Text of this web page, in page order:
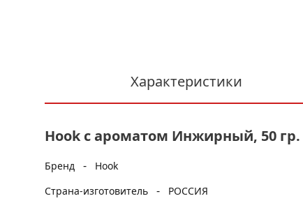
Характеристики
Hook с ароматом Инжирный, 50 гр.
Бренд -
Hook
Страна-изготовитель
-
РОССИЯ